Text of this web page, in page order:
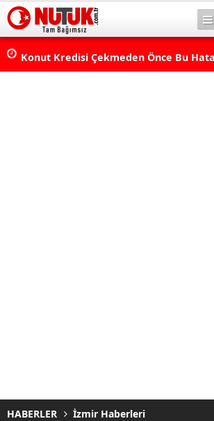
Konut Kredisi Çekmeden Önce Bu
HABERLER İzmir Haberleri